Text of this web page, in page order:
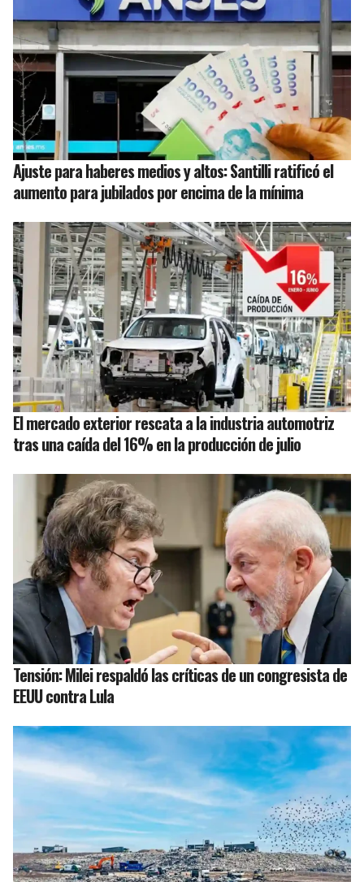
Ajuste para haberes medios y altos: Santilli ratificó el
aumento para jubilados por encima de la mínima
El mercado exterior rescata a la industria automotriz
tras una caída del 16% en la producción de julio
Tensión: Milei respaldó las críticas de un congresista de
EEUU contra Lula